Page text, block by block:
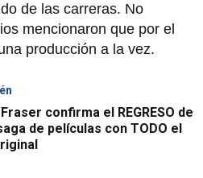
de las carreras. No
mencionaron que por el
producción a la vez.
confirma el REGRESO de
de películas con TODO el